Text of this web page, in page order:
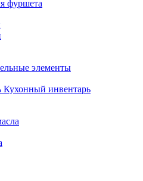
фуршета
элементы
Кухонный инвентарь